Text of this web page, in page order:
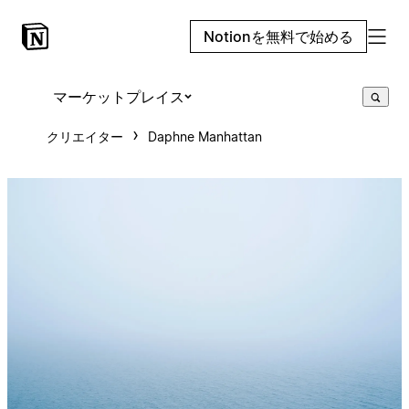
Notionを無料で始める
マーケットプレイス
クリエイター Daphne Manhattan